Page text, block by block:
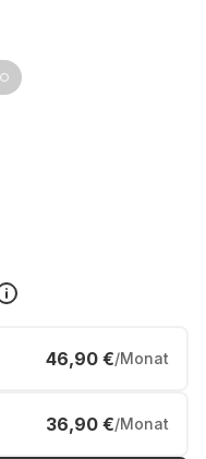
46,90 €/Monat
36,90 €/Monat